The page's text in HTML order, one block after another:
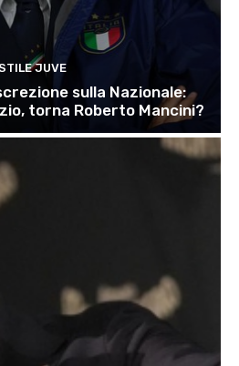
JUVE
sulla Nazionale:
torna Roberto Mancini?